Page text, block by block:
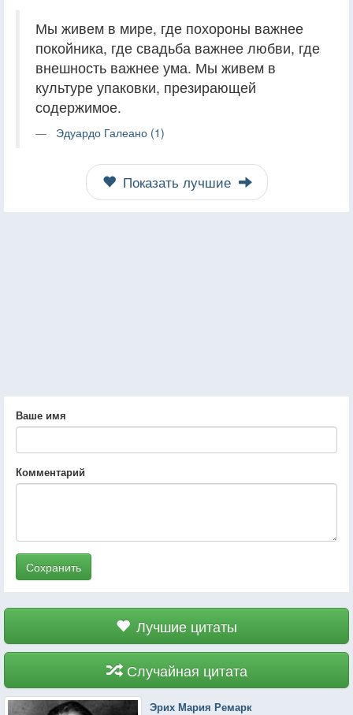
Мы живем в мире, где похороны важнее
покойника, где свадьба важнее любви, где
внешность важнее ума. Мы живем в
культуре упаковки, презирающей
содержимое.
Эдуардо Галеано (1)
Показать лучшие
Ваше имя
Комментарий
Сохранить
Лучшие цитаты
Случайная цитата
Эрих Мария Ремарк